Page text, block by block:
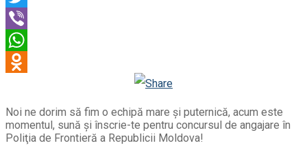
Odnoklassniki
Noi ne dorim să fim o echipă mare și puternică, acum este
momentul, sună și înscrie-te pentru concursul de angajare în
Poliţia de Frontieră a Republicii Moldova!